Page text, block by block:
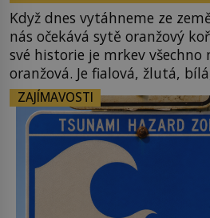
Když dnes vytáhneme ze
nás očekává sytě oranžový
své historie je mrkev všechno
oranžová. Je fialová, žlutá,
téměř černá. Až díky
šlechtění se z ní stává
zahradu ani nedokážeme
ZAJÍMAVOSTI